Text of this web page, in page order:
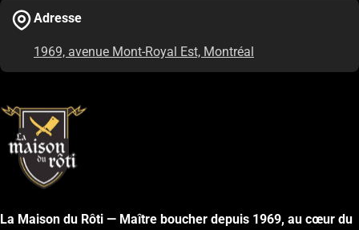
Adresse
1969, avenue Mont-Royal Est, Montréal
La Maison du Rôti — Maître boucher depuis 1969, au cœur du